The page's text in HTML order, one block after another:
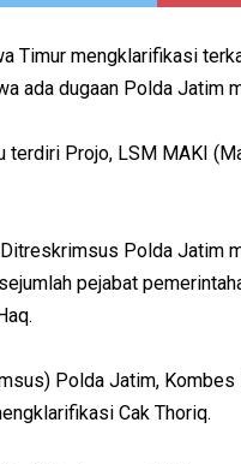
Timur mengklarifikasi
ada dugaan Polda Jatim
Projo, LSM MAKI
Polda Jatim
pejabat
Polda Jatim,
Cak Thoriq.